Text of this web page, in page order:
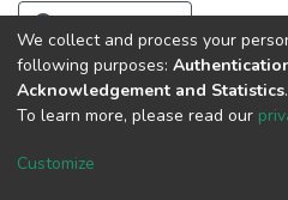
Full item page
DSpace software
Cookie
We collect and process your
following purposes:
Acknowledgement and Statistics.
To learn more, please read our
Customize